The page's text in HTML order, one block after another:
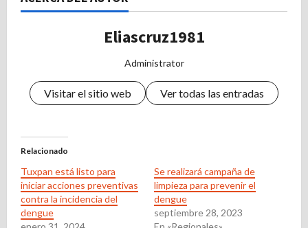
Eliascruz1981
Administrator
Visitar el sitio web Ver todas las entradas
Relacionado
Tuxpan está listo para
iniciar acciones preventivas
contra la incidencia del
dengue
Se realizará campaña de
limpieza para prevenir el
dengue
septiembre 28, 2023